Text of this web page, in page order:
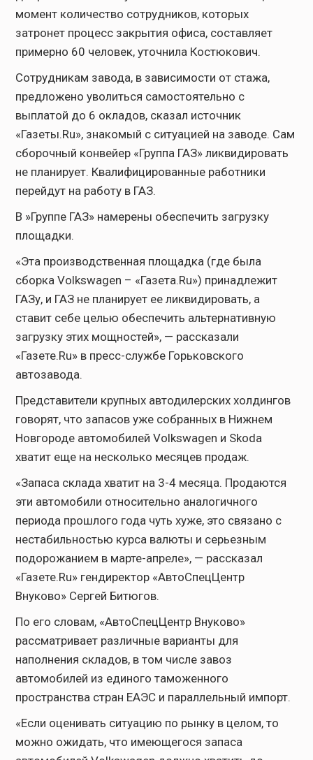
момент количество сотрудников, которых
затронет процесс закрытия офиса, составляет
примерно 60 человек, уточнила Костюкович.
Сотрудникам завода, в зависимости от стажа,
предложено уволиться самостоятельно с
выплатой до 6 окладов, сказал источник
«Газеты.Ru», знакомый с ситуацией на заводе. Сам
сборочный конвейер «Группа ГАЗ» ликвидировать
не планирует. Квалифицированные работники
перейдут на работу в ГАЗ.
В »Группе ГАЗ» намерены обеспечить загрузку
площадки.
«Эта производственная площадка (где была
сборка Volkswagen – «Газета.Ru») принадлежит
ГАЗу, и ГАЗ не планирует ее ликвидировать, а
ставит себе целью обеспечить альтернативную
загрузку этих мощностей», — рассказали
«Газете.Ru» в пресс-службе Горьковского
автозавода.
Представители крупных автодилерских холдингов
говорят, что запасов уже собранных в Нижнем
Новгороде автомобилей Volkswagen и Skoda
хватит еще на несколько месяцев продаж.
«Запаса склада хватит на 3-4 месяца. Продаются
эти автомобили относительно аналогичного
периода прошлого года чуть хуже, это связано с
нестабильностью курса валюты и серьезным
подорожанием в марте-апреле», — рассказал
«Газете.Ru» гендиректор «АвтоСпецЦентр
Внуково» Сергей Битюгов.
По его словам, «АвтоСпецЦентр Внуково»
рассматривает различные варианты для
наполнения складов, в том числе завоз
автомобилей из единого таможенного
пространства стран ЕАЭС и параллельный импорт.
«Если оценивать ситуацию по рынку в целом, то
можно ожидать, что имеющегося запаса